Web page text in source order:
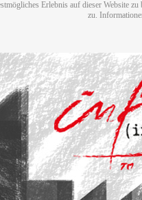
Erlebnis auf dieser Website
zu.